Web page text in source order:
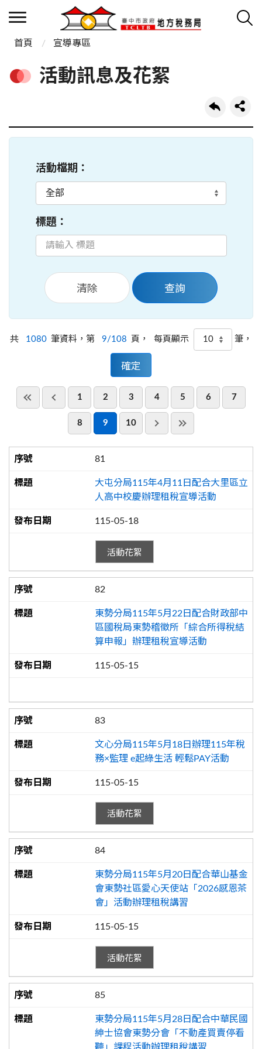
首頁 宣導專區
活動訊息及花絮
活動檔期：
標題：
共 1080 筆資料，第 9/108 頁， 每頁顯示 筆，
1 2 3 4 5 6 7
8 9 10
81
大屯分局115年4月11日配合大里區立
人高中校慶辦理租稅宣導活動
115-05-18
活動花絮
82
東勢分局115年5月22日配合財政部中
區國稅局東勢稽徵所「綜合所得稅結
算申報」辦理租稅宣導活動
115-05-15
83
文心分局115年5月18日辦理115年稅
務×監理 e起綠生活 輕鬆PAY活動
115-05-15
活動花絮
84
東勢分局115年5月20日配合華山基金
會東勢社區愛心天使站「2026感恩茶
會」活動辦理租稅講習
115-05-15
活動花絮
85
東勢分局115年5月28日配合中華民國
紳士協會東勢分會「不動產買賣停看